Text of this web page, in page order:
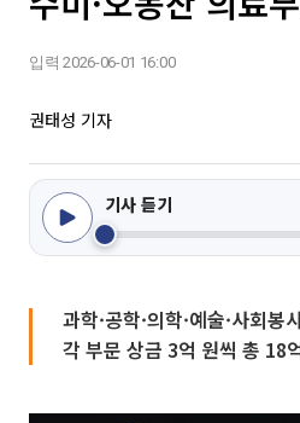
입력 2026-06-01 16:00
권태성 기자
기사 듣기
과학·공학·의학·예술·사회봉
각 부문 상금 3억 원씩 총 18